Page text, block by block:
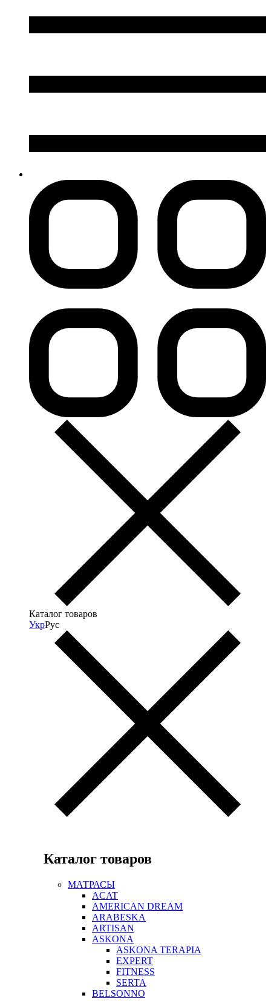
Каталог товаров
УкрРус
Каталог товаров
МАТРАСЫ
ACAT
AMERICAN DREAM
ARABESKA
ARTISAN
ASKONA
ASKONA TERAPIA
EXPERT
FITNESS
SERTA
BELSONNO